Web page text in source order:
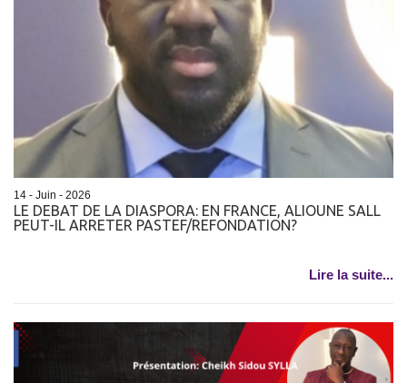
14 - Juin - 2026
LE DEBAT DE LA DIASPORA: EN FRANCE, ALIOUNE SALL
PEUT-IL ARRETER PASTEF/REFONDATION?
Lire la suite...